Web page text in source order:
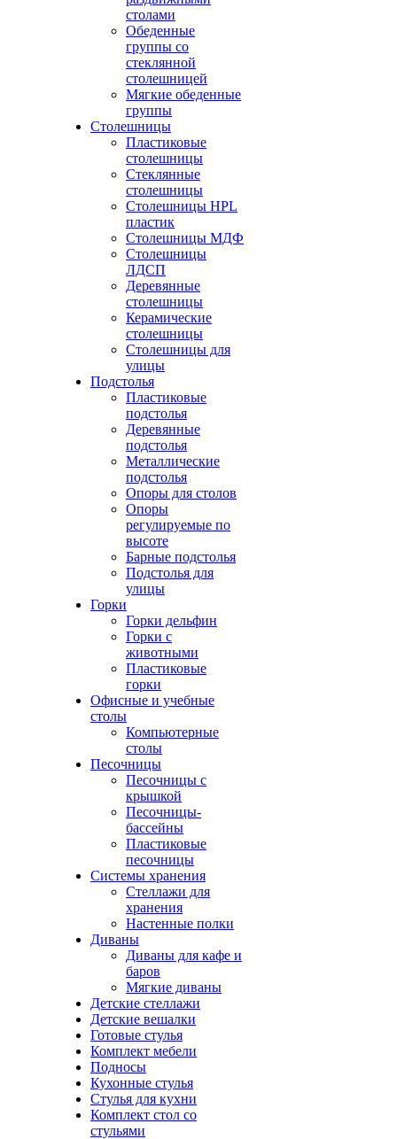
столами
Обеденные
группы со
стеклянной
столешницей
Мягкие обеденные
группы
Столешницы
Пластиковые
столешницы
Стеклянные
столешницы
Столешницы HPL
пластик
Столешницы МДФ
Столешницы
ЛДСП
Деревянные
столешницы
Керамические
столешницы
Столешницы для
улицы
Подстолья
Пластиковые
подстолья
Деревянные
подстолья
Металлические
подстолья
Опоры для столов
Опоры
регулируемые по
высоте
Барные подстолья
Подстолья для
улицы
Горки
Горки дельфин
Горки с
животными
Пластиковые
горки
Офисные и учебные
столы
Компьютерные
столы
Песочницы
Песочницы с
крышкой
Песочницы-
бассейны
Пластиковые
песочницы
Системы хранения
Стеллажи для
хранения
Настенные полки
Диваны
Диваны для кафе и
баров
Мягкие диваны
Детские стеллажи
Детские вешалки
Готовые стулья
Комплект мебели
Подносы
Кухонные стулья
Стулья для кухни
Комплект стол со
стульями